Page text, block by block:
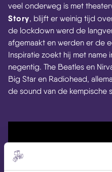
veel onderweg is met
Story, blijft er weinig tijd
de lockdown werd de
afgemaakt en werden er de
Inspiratie zoekt hij met name
negentig. The Beatles en
Big Star en Radiohead,
de sound van de kempische